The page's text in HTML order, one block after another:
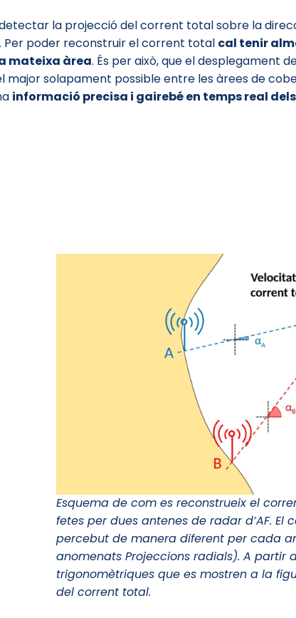
la projecció del corrent total sobre la
Per poder reconstruir el corrent total cal tenir
mateixa àrea. És per això, que el desplegament
major solapament possible entre les àrees de
informació precisa i gairebé en temps real
Esquema de com es reconstrueix el
fetes per dues antenes de radar d’AF.
percebut de manera diferent per cada
anomenats Projeccions radials). A partir
trigonomètriques que es mostren a la
del corrent total.